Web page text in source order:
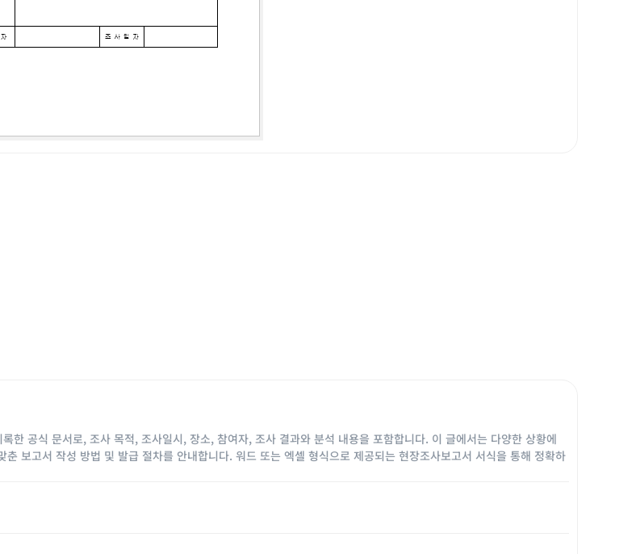
한 공식 문서로, 조사 목적, 조사일시, 장소, 참여자, 조사 결과와 분석 내용을 포함합니다. 이 글에서는 다양한 상황에
보고서 작성 방법 및 발급 절차를 안내합니다. 워드 또는 엑셀 형식으로 제공되는 현장조사보고서 서식을 통해 정확하